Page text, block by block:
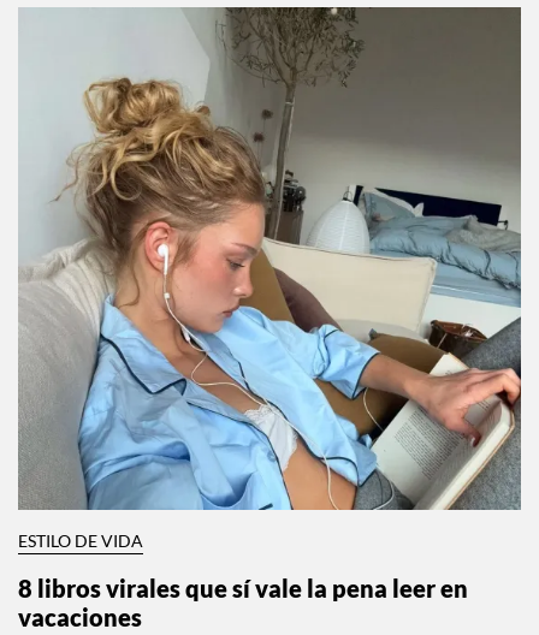
ESTILO DE VIDA
8 libros virales que sí vale la pena leer en
vacaciones